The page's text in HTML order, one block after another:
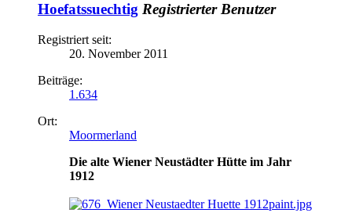
Hoefatssuechtig Registrierter Benutzer
Registriert seit:
20. November 2011
Beiträge:
1.634
Ort:
Moormerland
Die alte Wiener Neustädter Hütte im Jahr
1912